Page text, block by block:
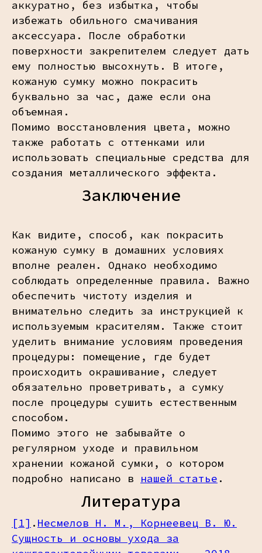
аккуратно, без избытка, чтобы
избежать обильного смачивания
аксессуара. После обработки
поверхности закрепителем следует дать
ему полностью высохнуть. В итоге,
кожаную сумку можно покрасить
буквально за час, даже если она
объемная.
Помимо восстановления цвета, можно
также работать с оттенками или
использовать специальные средства для
создания металлического эффекта.
Заключение
Как видите, способ, как покрасить
кожаную сумку в домашних условиях
вполне реален. Однако необходимо
соблюдать определенные правила. Важно
обеспечить чистоту изделия и
внимательно следить за инструкцией к
используемым красителям. Также стоит
уделить внимание условиям проведения
процедуры: помещение, где будет
происходить окрашивание, следует
обязательно проветривать, а сумку
после процедуры сушить естественным
способом.
Помимо этого не забывайте о
регулярном уходе и правильном
хранении кожаной сумки, о котором
подробно написано в нашей статье .
Литература
[1] . Несмелов Н. М., Корнеевец В. Ю.
Сущность и основы ухода за